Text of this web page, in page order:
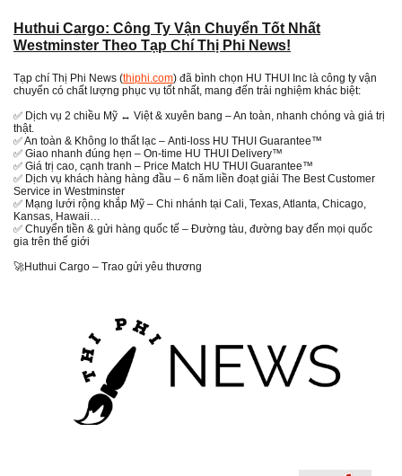
Huthui Cargo: Công Ty Vận Chuyển Tốt Nhất
Westminster Theo Tạp Chí Thị Phi News!
Tạp chí Thị Phi News (​​​​thiphi.com) đã bình chọn HU THUI Inc là công ty vận
chuyển có chất lượng phục vụ tốt nhất, mang đến trải nghiệm khác biệt:
✅ Dịch vụ 2 chiều Mỹ ↔ Việt & xuyên bang – An toàn, nhanh chóng và giá trị
thật.
✅ An toàn & Không lo thất lạc – Anti-loss HU THUI Guarantee™
✅ Giao nhanh đúng hẹn – On-time HU THUI Delivery™
✅ Giá trị cao, cạnh tranh – Price Match HU THUI Guarantee™
✅ Dịch vụ khách hàng hàng đầu – 6 năm liền đoạt giải The Best Customer
Service in Westminster
✅ Mạng lưới rộng khắp Mỹ – Chi nhánh tại Cali, Texas, Atlanta, Chicago,
Kansas, Hawaii…
✅ Chuyển tiền & gửi hàng quốc tế – Đường tàu, đường bay đến mọi quốc
gia trên thế giới
🚀Huthui Cargo – Trao gửi yêu thương